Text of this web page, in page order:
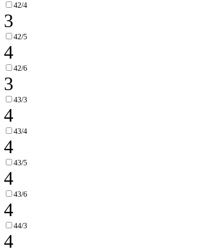
42/4
3
42/5
4
42/6
3
43/3
4
43/4
4
43/5
4
43/6
4
44/3
4